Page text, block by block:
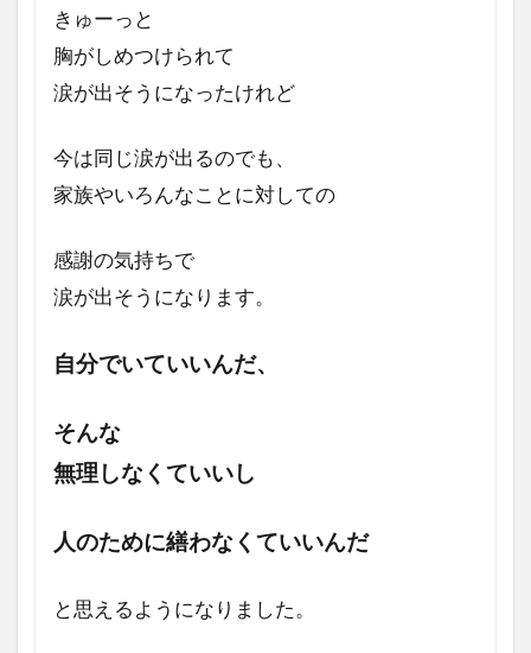
きゅーっと
胸がしめつけられて
涙が出そうになったけれど
今は同じ涙が出るのでも、
家族やいろんなことに対しての
感謝の気持ちで
涙が出そうになります。
自分でいていいんだ、
そんな
無理しなくていいし
人のために繕わなくていいんだ
と思えるようになりました。